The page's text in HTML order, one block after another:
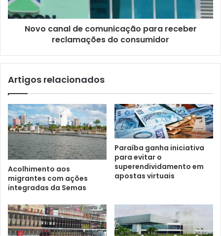
Novo canal de comunicação para receber
reclamações do consumidor
Artigos relacionados
Acolhimento aos
migrantes com ações
integradas da Semas
Paraíba ganha iniciativa
para evitar o
superendividamento em
apostas virtuais